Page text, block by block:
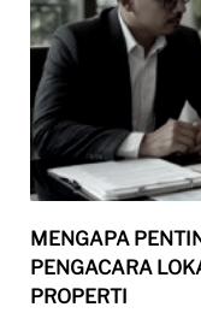
MENGAPA
PENGACARA
PROPERTI